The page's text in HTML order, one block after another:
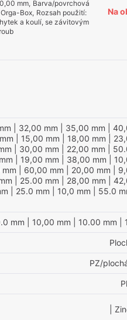
mm, Barva/povrchová
Orga-Box, Rozsah použití:
a koulí, se závitovým
Na
| 32,00 mm | 35,00 mm |
| 15,00 mm | 18,00 mm |
| 30,00 mm | 22,00 mm |
| 19,00 mm | 38,00 mm |
mm | 60,00 mm | 20,00 mm |
| 25.00 mm | 28,00 mm |
| 25.0 mm | 10,0 mm | 55.0
mm | 10,00 mm | 10.00 mm |
PZ/
|